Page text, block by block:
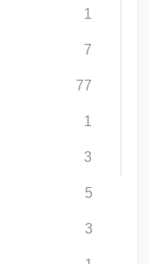
1
7
77
1
3
5
3